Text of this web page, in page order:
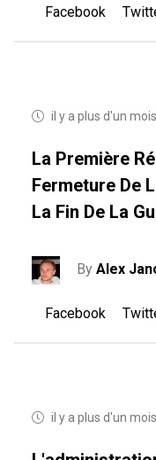
Facebook
il y a plus d'un mois
La Première
Fermeture De
La Fin De La
ByAlex
Facebook
il y a plus d'un mois